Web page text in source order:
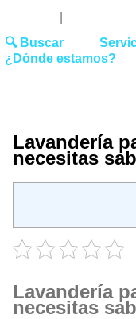
🔍 Buscar
¿Dónde estamos?
Lavandería
necesitas
Lavandería
necesitas